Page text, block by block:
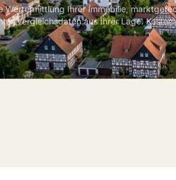
Wertermittlung Ihrer Immobilie,
Vergleichsdaten aus Ihrer Lage.